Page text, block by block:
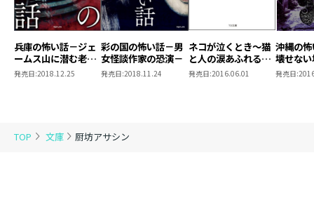
TOP 文庫 厨坊アサシン
兵庫の怖い話－ジェ
ームス山に潜む老紳
士－
発売日:2018.12.25
彩の国の怖い話－男
女怪談作家の恐演－
発売日:2018.11.24
ネコが泣くとき～猫
と人の涙あふれる11
の物語～
発売日:2016.06.01
沖縄の
壊せな
発売日: